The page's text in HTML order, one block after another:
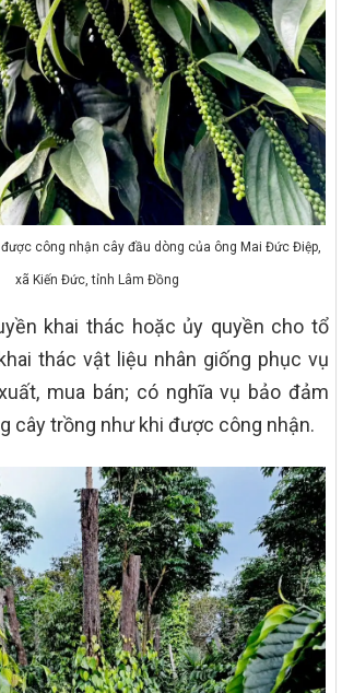
công nhận cây đầu dòng của ông Mai Đức Điệp,
xã Kiến Đức, tỉnh Lâm Đồng
khai thác hoặc ủy quyền cho tổ
thác vật liệu nhân giống phục vụ
mua bán; có nghĩa vụ bảo đảm
cây trồng như khi được công nhận.